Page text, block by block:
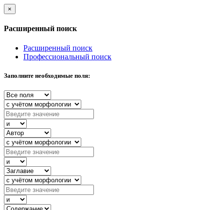
×
Расширенный поиск
Расширенный поиск
Профессиональный поиск
Заполните необходимые поля: